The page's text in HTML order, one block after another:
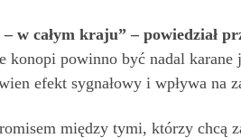
w całym kraju” – powiedział
konopi powinno być nadal
efekt sygnałowy i wpływa na
między tymi, którzy chcą